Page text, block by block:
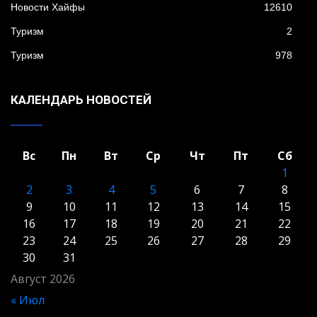
Новости Хайфы 12610
Туризм 2
Туризм 978
КАЛЕНДАРЬ НОВОСТЕЙ
Август 2026
Вс Пн Вт Ср Чт Пт
Сб
1
2
3 4 5 6 7
8
9
10 11 12 13 14
15
16
17 18 19 20 21
22
23
24 25 26 27 28
29
30
31
« Июл